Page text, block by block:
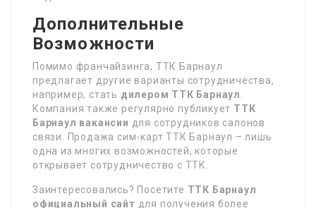
Дополнительные
Возможности
Помимо франчайзинга, ТТК Барнаул
предлагает другие варианты сотрудничества,
например, стать дилером ТТК Барнаул
Компания также регулярно публикует ТТК
Барнаул вакансии для сотрудников салонов
связи. Продажа сим-карт ТТК Барнаул – лишь
одна из многих возможностей, которые
открывает сотрудничество с ТТК.
Заинтересовались? Посетите ТТК Барнаул
официальный сайт для получения более